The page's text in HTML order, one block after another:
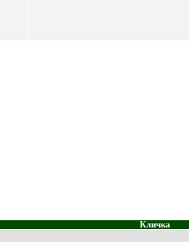
Кличка